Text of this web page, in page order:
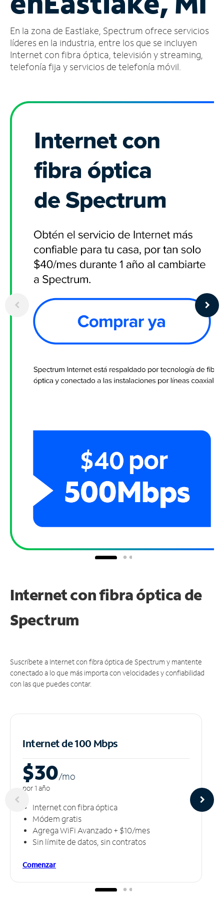
cuenta
Encuentra
una
tienda
En la zona de Eastlake, Spectrum ofrece servicios
líderes en la industria, entre los que se incluyen
Internet con fibra óptica, televisión y streaming,
telefonía fija y servicios de telefonía móvil.
Internet con fibra óptica de
Spectrum
Suscríbete a Internet con fibra óptica de Spectrum y mantente
conectado a lo que más importa con velocidades y confiabilidad
con las que puedes contar.
Internet de 100 Mbps
$30/mo
por 1 año
Internet con fibra óptica
Módem gratis
Agrega WiFi Avanzado + $10/mes
Sin límite de datos, sin contratos
Comenzar